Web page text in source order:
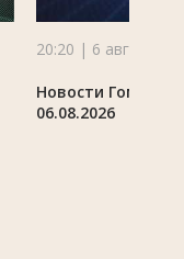
20:20 | 6 августа |
Новости
06.08.2026